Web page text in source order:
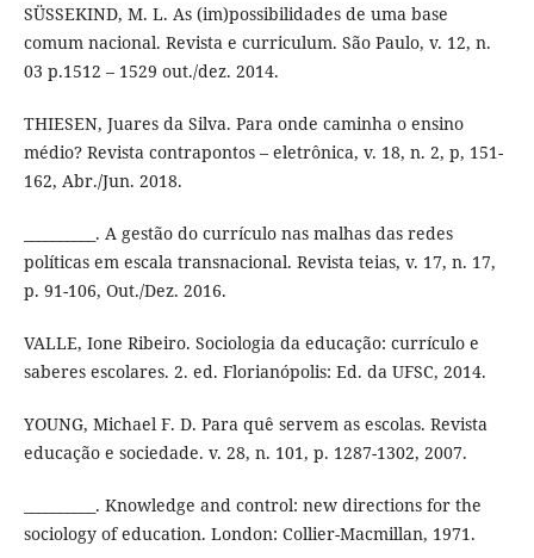
SÜSSEKIND, M. L. As (im)possibilidades de uma base
comum nacional. Revista e curriculum. São Paulo, v. 12, n.
03 p.1512 – 1529 out./dez. 2014.
THIESEN, Juares da Silva. Para onde caminha o ensino
médio? Revista contrapontos – eletrônica, v. 18, n. 2, p, 151-
162, Abr./Jun. 2018.
__________. A gestão do currículo nas malhas das redes
políticas em escala transnacional. Revista teias, v. 17, n. 17,
p. 91-106, Out./Dez. 2016.
VALLE, Ione Ribeiro. Sociologia da educação: currículo e
saberes escolares. 2. ed. Florianópolis: Ed. da UFSC, 2014.
YOUNG, Michael F. D. Para quê servem as escolas. Revista
educação e sociedade. v. 28, n. 101, p. 1287-1302, 2007.
__________. Knowledge and control: new directions for the
sociology of education. London: Collier-Macmillan, 1971.